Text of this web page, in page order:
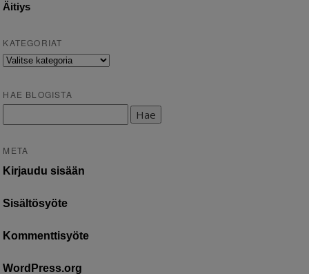
Äitiys
KATEGORIAT
Kategoriat
HAE BLOGISTA
META
Kirjaudu sisään
Sisältösyöte
Kommenttisyöte
WordPress.org